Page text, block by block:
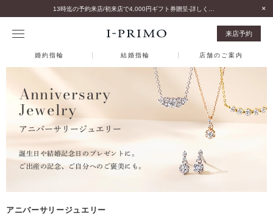
来店予約
婚約指輪 結婚指輪 店舗のご案内
Anniversary
Jewelry
アニバーサリージュエリー
誕生日や結婚記念日のプレゼントに。
ご出産の記念、ご自分へのご褒美にも。
アニバーサリージュエリー